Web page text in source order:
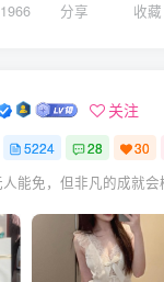
1966 分享 收藏
关注
5224 28 30